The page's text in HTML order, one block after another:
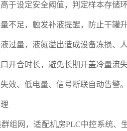
于设定安全阈值，判定样本存储
不足，触发补液提醒，防止干罐
过量，液氮溢出造成设备冻损、
开合时长，避免长期开盖冷量流
效、低电量、信号断联自动告警。
组网，适配机房PLC中控系统